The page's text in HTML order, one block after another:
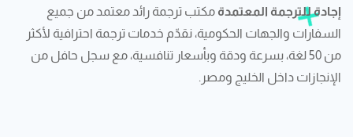
إجادة للترجمة المعتمدة مكتب ترجمة رائد معتمد من جميع
السفارات والجهات الحكومية، نقدّم خدمات ترجمة احترافية لأكثر
من 50 لغة، بسرعة ودقة وبأسعار تنافسية، مع سجل حافل من
الإنجازات داخل الخليج ومصر.